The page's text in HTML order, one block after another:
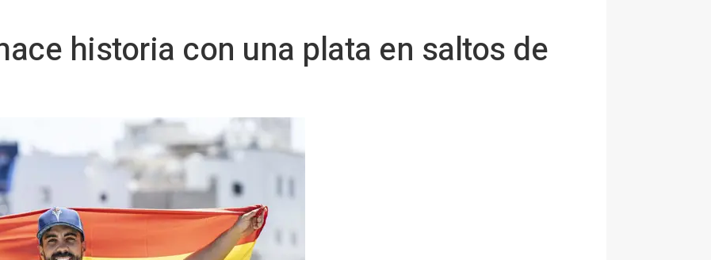
historia con una plata en saltos de